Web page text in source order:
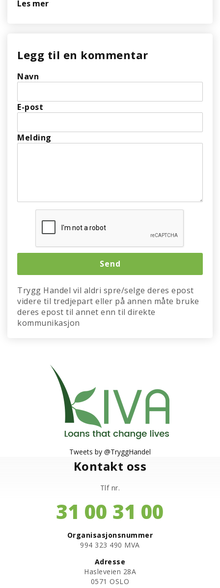
Les mer
Legg til en kommentar
Navn
E-post
Melding
Trygg Handel vil aldri spre/selge deres epost
videre til tredjepart eller på annen måte bruke
deres epost til annet enn til direkte
kommunikasjon
Tweets by @TryggHandel
Kontakt oss
Tlf nr.
31 00 31 00
Organisasjonsnummer
​994 323 490 MVA
Adresse
Hasleveien 28A
0571 OSLO